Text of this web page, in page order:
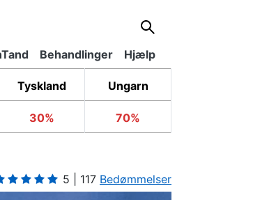
Behandlinger Hjælp
Tyskland Ungarn
30% 70%
5 | 117 Bedømmelser